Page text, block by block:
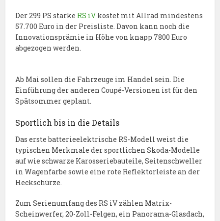
Der 299 PS starke RS iV kostet mit Allrad mindestens
57.700 Euro in der Preisliste. Davon kann noch die
Innovationsprämie in Höhe von knapp 7800 Euro
abgezogen werden.
Ab Mai sollen die Fahrzeuge im Handel sein. Die
Einführung der anderen Coupé-Versionen ist für den
Spätsommer geplant.
Sportlich bis in die Details
Das erste batterieelektrische RS-Modell weist die
typischen Merkmale der sportlichen Skoda-Modelle
auf wie schwarze Karosseriebauteile, Seitenschweller
in Wagenfarbe sowie eine rote Reflektorleiste an der
Heckschürze.
Zum Serienumfang des RS iV zählen Matrix-
Scheinwerfer, 20-Zoll-Felgen, ein Panorama-Glasdach,